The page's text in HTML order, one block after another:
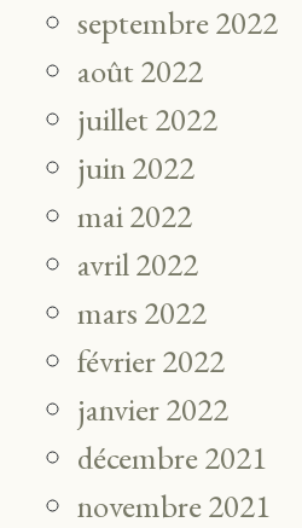
septembre 2022
août 2022
juillet 2022
juin 2022
mai 2022
avril 2022
mars 2022
février 2022
janvier 2022
décembre 2021
novembre 2021